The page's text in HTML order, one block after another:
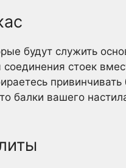
будут служить
стоек
привинчивать
балки вашего